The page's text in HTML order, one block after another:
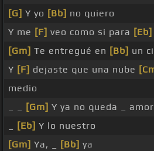
[G] Y yo [Bb] no quiero
Y me [F] veo como si para [Eb]
[Gm] Te entregué en [Bb] un
Y [F] dejaste que una nube
medio
[Gm] Y ya no queda _ amor
[Eb] Y lo nuestro
[Gm] Ya, _ [Bb] ya